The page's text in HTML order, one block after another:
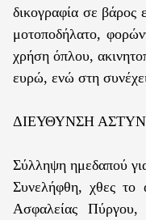
δικογραφία σε
μοτοποδήλατο,
χρήση όπλου,
ευρώ, ενώ στη
ΔΙΕΥΘΥΝΣΗ
Σύλληψη ημεδαπού
Συνελήφθη, χθες το
Ασφαλείας